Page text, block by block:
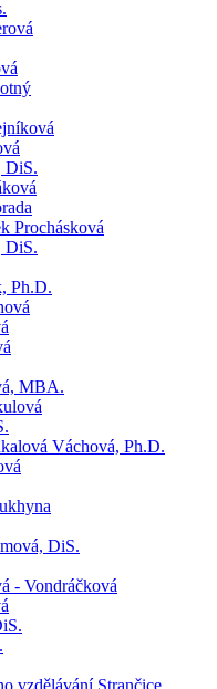
DiS.
Prochásková
DiS.
Ph.D.
MBA.
Váchová, Ph.D.
DiS.
- Vondráčková
vzdělávání Strančice